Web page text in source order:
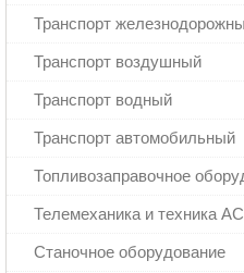
Транспорт
Транспорт воздушный
Транспорт водный
Транспорт автомобильный
Топливозаправочное
Телемеханика и техника
Станочное оборудование